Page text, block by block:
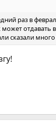
раз в
отдавать
сказали